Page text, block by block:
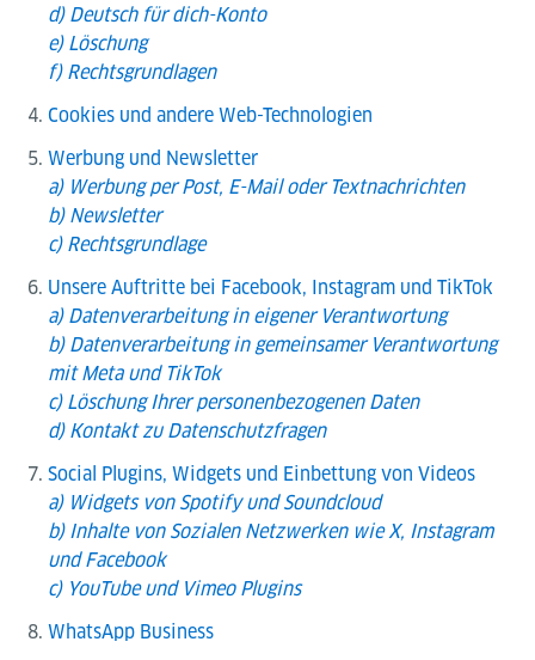
d) Deutsch für dich-Konto
e) Löschung
f) Rechtsgrundlagen
Cookies und andere Web-Technologien
Werbung und Newsletter
a) Werbung per Post, E-Mail oder Textnachrichten
b) Newsletter
c) Rechtsgrundlage
Unsere Auftritte bei Facebook, Instagram und TikTok
a) Datenverarbeitung in eigener Verantwortung
b) Datenverarbeitung in gemeinsamer Verantwortung
mit Meta und TikTok
c) Löschung Ihrer personenbezogenen Daten
d) Kontakt zu Datenschutzfragen
Social Plugins, Widgets und Einbettung von Videos
a) Widgets von Spotify und Soundcloud
b) Inhalte von Sozialen Netzwerken wie X, Instagram
und Facebook
c) YouTube und Vimeo Plugins
WhatsApp Business